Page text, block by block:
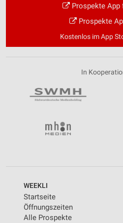
Prospekte App
Prospekte
Kostenlos im App
In
WEEKLI
Startseite
Öffnungszeiten
Alle Prospekte